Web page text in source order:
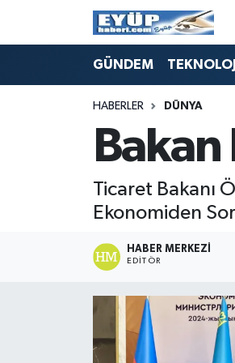
GÜNDEM TEKNOLOJİ
HABERLER DÜNYA
Ticaret Bakanı
Ekonomiden
HABER MERKEZI
EDITÖR